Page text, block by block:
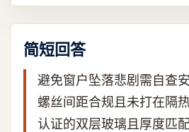
简短回答
避免窗户坠落悲剧需自查
螺丝间距合规且未打在隔
认证的双层玻璃且厚度匹